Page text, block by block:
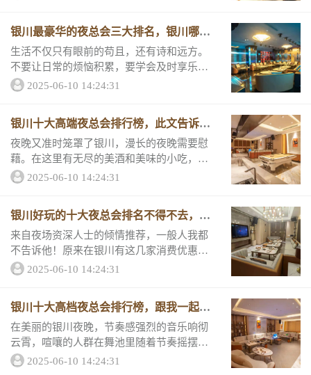
银川最豪华的夜总会三大排名，银川哪家
夜总
生活不仅只有眼前的苟且，还有诗和远方。
不要让日常的烦恼积累，要学会及时享乐和
放松？第一名银川金碧辉煌夜总会包厢消费
2025-06-10 14:24:31
银川十大高端夜总会排行榜，此文告诉你
快乐
夜晚又准时笼罩了银川，漫长的夜晚需要慰
藉。在这里有无尽的美酒和美味的小吃，也
有让您一展歌喉的麦克风。银川最值得去的
夜总会推荐...
2025-06-10 14:24:31
银川好玩的十大夜总会排名不得不去，哪
家是
来自夜场资深人士的倾情推荐，一般人我都
不告诉他！原来在银川有这几家消费优惠、
客户评分超高、包厢宽敞豪华又新鲜好玩的
总会...
2025-06-10 14:24:31
银川十大高档夜总会排行榜，跟我一起了
解银
在美丽的银川夜晚，节奏感强烈的音乐响彻
云霄，喧嚷的人群在舞池里随着节奏摇摆，
银川的夜生活一点都不比一线城市差，小编
2025-06-10 14:24:31